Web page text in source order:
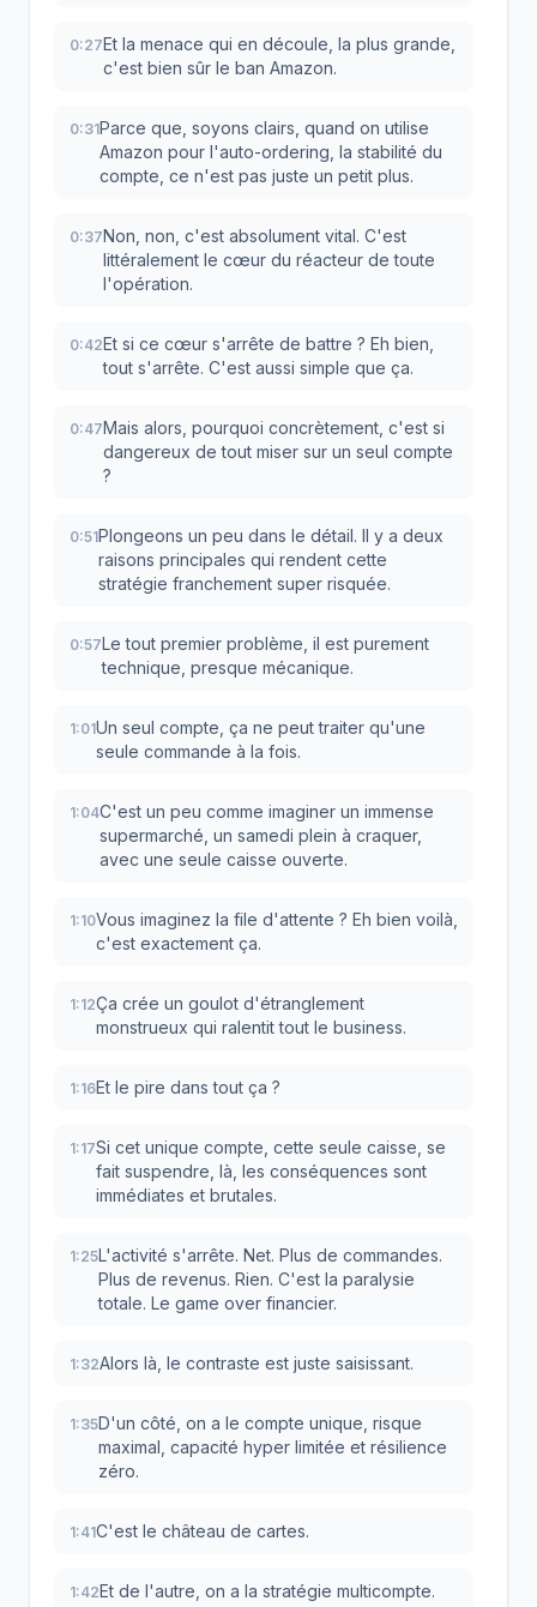
0:27Et la menace qui en découle, la plus grande,
c'est bien sûr le ban Amazon.
0:31Parce que, soyons clairs, quand on utilise
Amazon pour l'auto-ordering, la stabilité du
compte, ce n'est pas juste un petit plus.
0:37Non, non, c'est absolument vital. C'est
littéralement le cœur du réacteur de toute
l'opération.
0:42Et si ce cœur s'arrête de battre ? Eh bien,
tout s'arrête. C'est aussi simple que ça.
0:47Mais alors, pourquoi concrètement, c'est si
dangereux de tout miser sur un seul compte
?
0:51Plongeons un peu dans le détail. Il y a deux
raisons principales qui rendent cette
stratégie franchement super risquée.
0:57Le tout premier problème, il est purement
technique, presque mécanique.
1:01Un seul compte, ça ne peut traiter qu'une
seule commande à la fois.
1:04C'est un peu comme imaginer un immense
supermarché, un samedi plein à craquer,
avec une seule caisse ouverte.
1:10Vous imaginez la file d'attente ? Eh bien voilà,
c'est exactement ça.
1:12Ça crée un goulot d'étranglement
monstrueux qui ralentit tout le business.
1:16Et le pire dans tout ça ?
1:17Si cet unique compte, cette seule caisse, se
fait suspendre, là, les conséquences sont
immédiates et brutales.
1:25L'activité s'arrête. Net. Plus de commandes.
Plus de revenus. Rien. C'est la paralysie
totale. Le game over financier.
1:32Alors là, le contraste est juste saisissant.
1:35D'un côté, on a le compte unique, risque
maximal, capacité hyper limitée et résilience
zéro.
1:41C'est le château de cartes.
1:42Et de l'autre, on a la stratégie multicompte.